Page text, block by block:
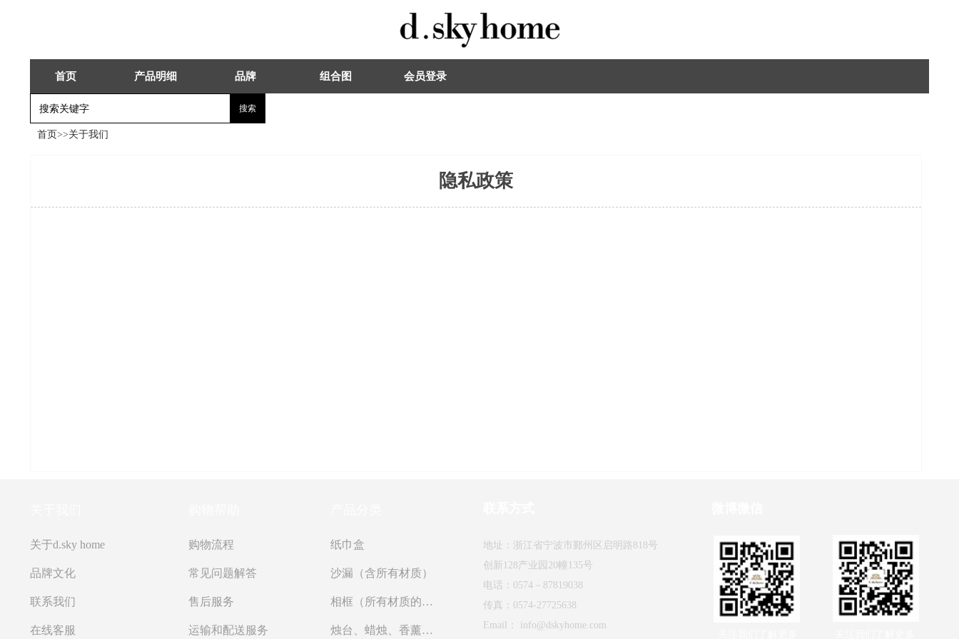
首页 产品明细 品牌 组合图 会员登录
首页>>关于我们
隐私政策
关于d.sky home
品牌文化
联系我们
在线客服
购物流程
常见问题解答
售后服务
运输和配送服务
纸巾盒
沙漏（含所有材质）
相框（所有材质的相框）
烛台、蜡烛、香薰、精油及一切香薰制品
地址：浙江省宁波市鄞州区启明路818号
创新128产业园20幢135号
电话：0574－87819038
传真：0574-27725638
Email： info@dskyhome.com